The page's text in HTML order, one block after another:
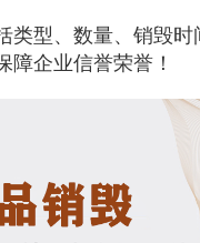
类型、数量、销毁
企业信誉荣誉！